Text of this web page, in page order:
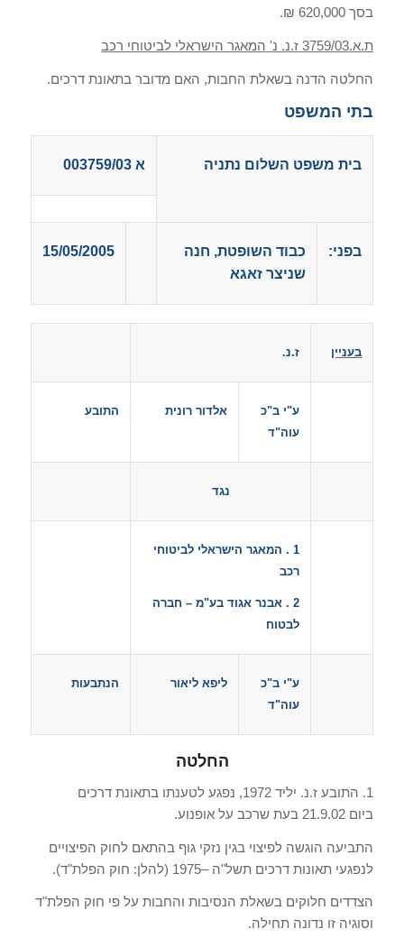
בסך 620,000 ₪.
ת.א.3759/03 ז.נ. נ' המאגר הישראלי לביטוחי רכב
החלטה הדנה בשאלת החבות, האם מדובר בתאונת דרכים.
בתי המשפט
בית משפט השלום נתניה א 003759/03
בפני: כבוד השופטת, חנה
שניצר זאגא
15/05/2005
בעניין ז.נ.
ע"י ב"כ
עוה"ד
אלדור רונית התובע
נגד
1 .
המאגר הישראלי לביטוחי
רכב
2 . אבנר אגוד בע"מ – חברה
לבטוח
ע"י ב"כ
עוה"ד
ליפא ליאור הנתבעות
החלטה
1. התובע ז.נ. יליד 1972, נפגע לטענתו בתאונת דרכים
ביום 21.9.02 בעת שרכב על אופנוע.
התביעה הוגשה לפיצוי בגין נזקי גוף בהתאם לחוק הפיצויים
לנפגעי תאונות דרכים תשל"ה –1975 ( להלן: חוק הפלת"ד).
הצדדים חלוקים בשאלת הנסיבות והחבות על פי חוק הפלת"ד
וסוגיה זו נדונה תחילה.